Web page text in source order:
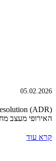
05.02.2026
האירופי מעצב
קרא עוד